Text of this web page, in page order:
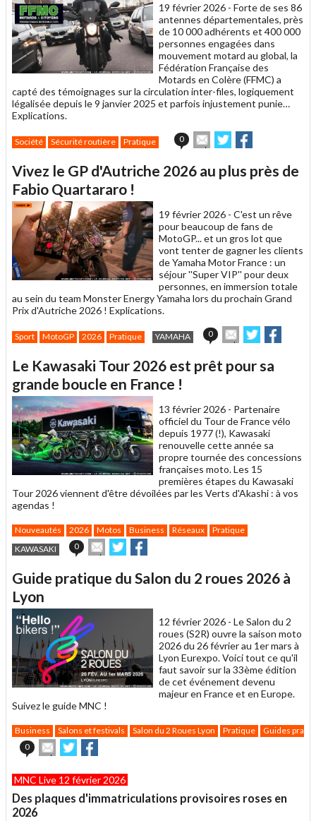
19 février 2026 - Forte de ses 86
antennes départementales, près
de 10 000 adhérents et 400 000
personnes engagées dans
mouvement motard au global, la
Fédération Française des
Motards en Colère (FFMC) a
capté des témoignages sur la circulation inter-files, logiquement
légalisée depuis le 9 janvier 2025 et parfois injustement punie…
Explications.
Société Sécurité routière Pratique 0
Envoyer
cet
à
Partager
sur sur
Vivez le GP d'Autriche 2026 au plus près de
Fabio Quartararo !
19 février 2026 - C'est un rêve
pour beaucoup de fans de
MotoGP... et un gros lot que
vont tenter de gagner les clients
de Yamaha Motor France : un
séjour ''Super VIP'' pour deux
personnes, en immersion totale
au sein du team Monster Energy Yamaha lors du prochain Grand
Prix d'Autriche 2026 ! Explications.
Sport MotoGP 2026 Pratique YAMAHA 0
Envoyer
cet
Partager
sur sur
Le Kawasaki Tour 2026 est prêt pour sa
grande boucle en France !
13 février 2026 - Partenaire
officiel du Tour de France vélo
depuis 1977 (!), Kawasaki
renouvelle cette année sa
propre tournée des concessions
françaises moto. Les 15
premières étapes du Kawasaki
Tour 2026 viennent d'être dévoilées par les Verts d'Akashi : à vos
agendas !
Nouveautés 2026 Motos Business Réseaux
Pratique
KAWASAKI
0
Envoyer
cet
à
Partager
sur sur
Guide pratique du Salon du 2 roues 2026 à
Lyon
12 février 2026 - Le Salon du 2
roues (S2R) ouvre la saison moto
2026 du 26 février au 1er mars à
Lyon Eurexpo. Voici tout ce qu'il
faut savoir sur la 33ème édition
de cet événement devenu
majeur en France et en Europe.
Suivez le guide MNC !
Business Salons et festivals Salon du 2 Roues Lyon Pratique
Guides
0
Envoyer
cet
à
un
ami
Partager
sur sur
MNC Live 12 février 2026
Des plaques d'immatriculations provisoires roses en
2026